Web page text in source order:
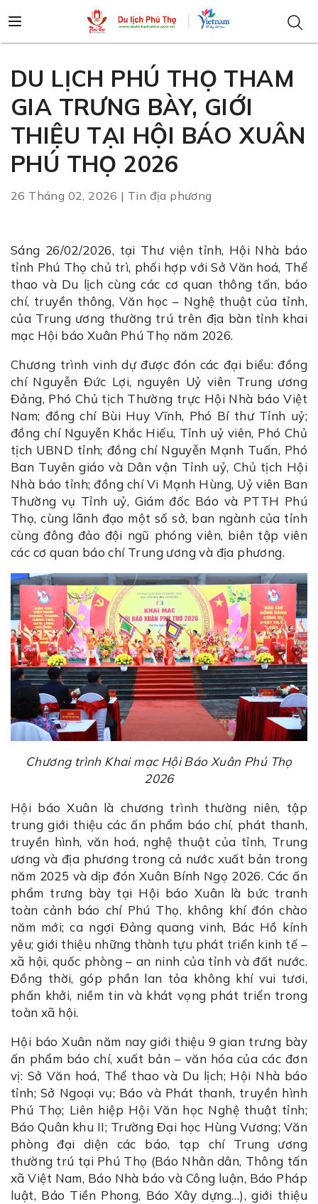
DU LỊCH PHÚ THỌ THAM
GIA TRƯNG BÀY, GIỚI
THIỆU TẠI HỘI BÁO XUÂN
PHÚ THỌ 2026
26 Tháng 02, 2026 | Tin địa phương
Sáng 26/02/2026, tại Thư viện tỉnh, Hội Nhà báo
tỉnh Phú Thọ chủ trì, phối hợp với Sở Văn hoá, Thể
thao và Du lịch cùng các cơ quan thông tấn, báo
chí, truyền thông, Văn học – Nghệ thuật của tỉnh,
của Trung ương thường trú trên địa bàn tỉnh khai
mạc Hội báo Xuân Phú Thọ năm 2026.
Chương trình vinh dự được đón các đại biểu: đồng
chí Nguyễn Đức Lợi, nguyên Uỷ viên Trung ương
Đảng, Phó Chủ tịch Thường trực Hội Nhà báo Việt
Nam; đồng chí Bùi Huy Vĩnh, Phó Bí thư Tỉnh uỷ;
đồng chí Nguyễn Khắc Hiếu, Tỉnh uỷ viên, Phó Chủ
tịch UBND tỉnh; đồng chí Nguyễn Mạnh Tuấn, Phó
Ban Tuyên giáo và Dân vận Tỉnh uỷ, Chủ tịch Hội
Nhà báo tỉnh; đồng chí Vi Mạnh Hùng, Uỷ viên Ban
Thường vụ Tỉnh uỷ, Giám đốc Báo và PTTH Phú
Thọ, cùng lãnh đạo một số sở, ban ngành của tỉnh
cùng đông đảo đội ngũ phóng viên, biên tập viên
các cơ quan báo chí Trung ương và địa phương.
Chương trình Khai mạc Hội Báo Xuân Phú Thọ
2026
Hội báo Xuân là chương trình thường niên, tập
trung giới thiệu các ấn phẩm báo chí, phát thanh,
truyền hình, văn hoá, nghệ thuật của tỉnh, Trung
ương và địa phương trong cả nước xuất bản trong
năm 2025 và dịp đón Xuân Bính Ngọ 2026. Các ấn
phẩm trưng bày tại Hội báo Xuân là bức tranh
toàn cảnh báo chí Phú Thọ, không khí đón chào
năm mới; ca ngợi Đảng quang vinh, Bác Hồ kính
yêu; giới thiệu những thành tựu phát triển kinh tế –
xã hội, quốc phòng – an ninh của tỉnh và đất nước.
Đồng thời, góp phần lan tỏa không khí vui tươi,
phấn khởi, niềm tin và khát vọng phát triển trong
toàn xã hội.
Hội báo Xuân năm nay giới thiệu 9 gian trưng bày
ấn phẩm báo chí, xuất bản – văn hóa của các đơn
vị: Sở Văn hoá, Thể thao và Du lịch; Hội Nhà báo
tỉnh; Sở Ngoại vụ; Báo và Phát thanh, truyền hình
Phú Thọ; Liên hiệp Hội Văn học Nghệ thuật tỉnh;
Báo Quân khu II; Trường Đại học Hùng Vương; Văn
phòng đại diện các báo, tạp chí Trung ương
thường trú tại Phú Thọ (Báo Nhân dân, Thông tấn
xã Việt Nam, Báo Nhà báo và Công luận, Báo Pháp
luật, Báo Tiền Phong, Báo Xây dựng…), giới thiệu